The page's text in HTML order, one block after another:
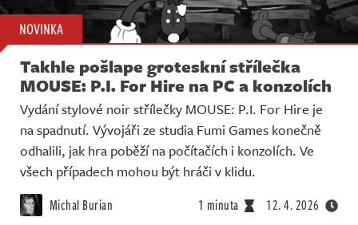
NOVINKA
Takhle pošlape groteskní střílečka
MOUSE: P.I. For Hire na PC a konzolích
Vydání stylové noir střílečky MOUSE: P.I. For Hire je
na spadnutí. Vývojáři ze studia Fumi Games konečně
odhalili, jak hra poběží na počítačích i konzolích. Ve
všech případech mohou být hráči v klidu.
Michal Burian 1 minuta 12. 4. 2026